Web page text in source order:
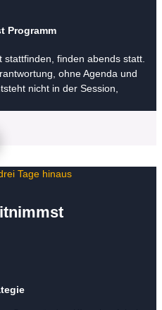
Programm
finden abends statt.
ohne Agenda und
nicht in der Session,
Tage hinaus